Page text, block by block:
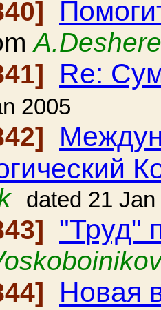
Re:
2005
dated 21
"Труд"
Новая